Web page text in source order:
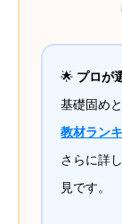
🌟 プロが
基礎固め
教材ラン
さらに詳
見です。